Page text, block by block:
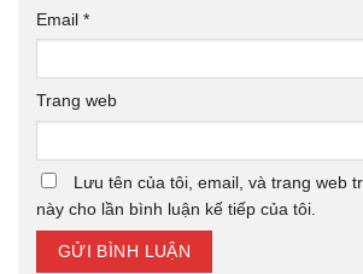
Email *
Trang web
Lưu tên của tôi, email, và trang web
này cho lần bình luận kế tiếp của tôi.